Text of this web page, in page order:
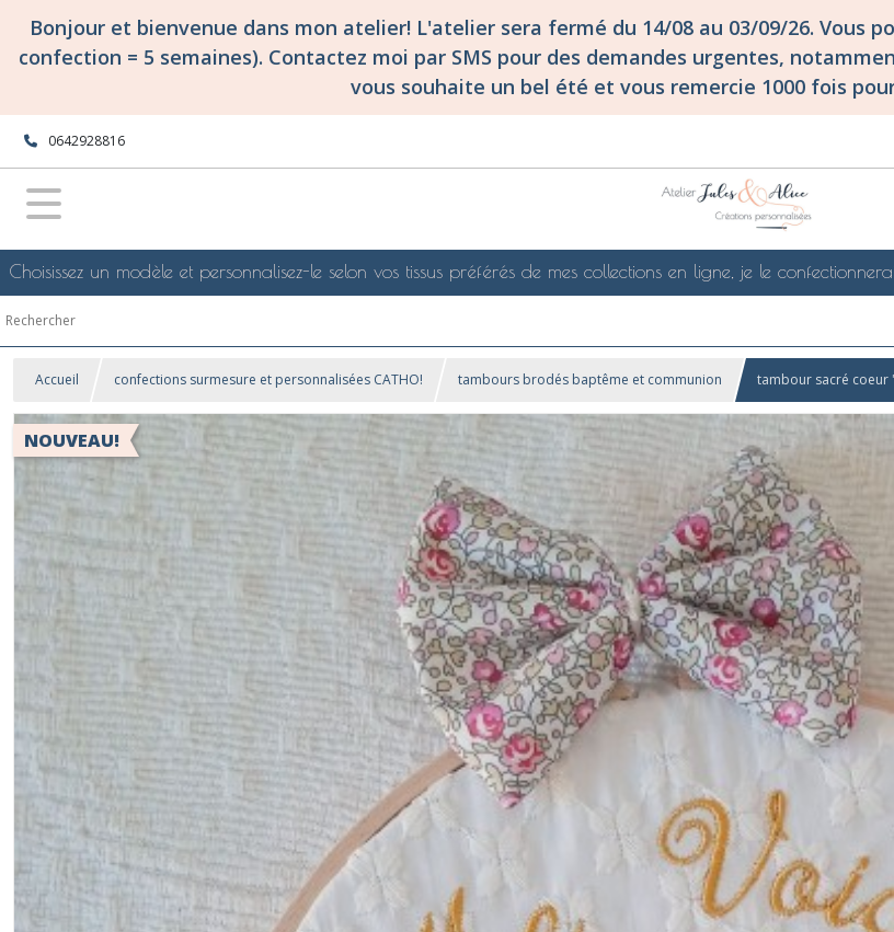
Bonjour et bienvenue dans mon atelier! L'atelier sera fermé du 14/08 au 03/09/26. Vous
confection = 5 semaines). Contactez moi par SMS pour des demandes urgentes,
vous souhaite un bel été et vous remercie 1000 fois
0642928816
Choisissez un modèle et personnalisez-le selon vos tissus préférés de mes collections en ligne, je le
Accueil confections surmesure et personnalisées CATHO! tambours brodés baptême et communion tambour sacré coeur
NOUVEAU!